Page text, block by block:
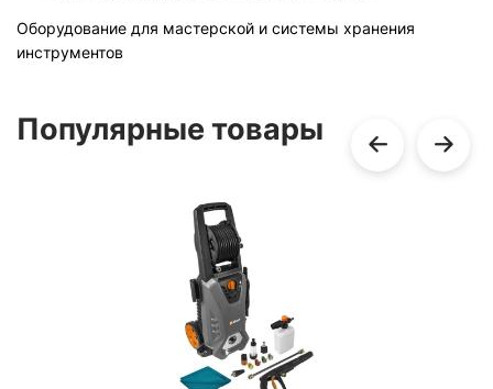
Оборудование для мастерской и системы хранения
инструментов
Популярные товары